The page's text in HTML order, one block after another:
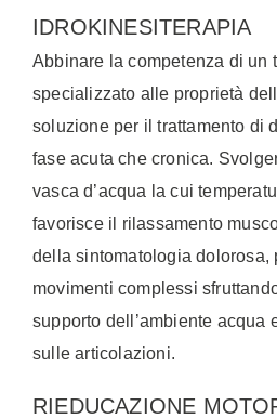
IDROKINESITERAPIA
Abbinare la competenza di un
specializzato alle proprietà
soluzione per il trattamento di
fase acuta che cronica.
vasca d’acqua la cui
favorisce il rilassamento
della sintomatologia dolorosa,
movimenti complessi
supporto dell’ambiente acqua
sulle articolazioni.
RIEDUCAZIONE